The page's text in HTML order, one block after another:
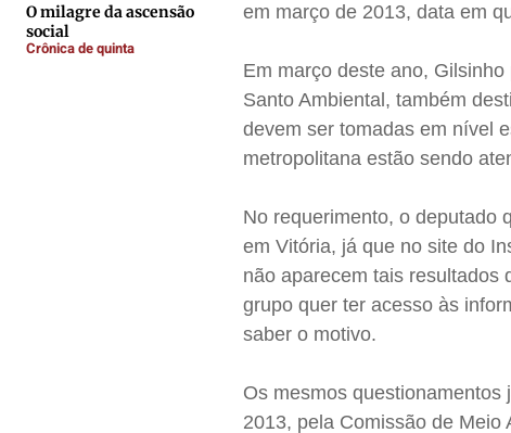
Termos de Uso
Privacidade
Termos de Uso
Privacidade
Termos de Uso
Privacidade
Termos de Uso
Privacidade
O milagre da ascensão
social
Crônica de quinta
em março de 2013, data em
Em março deste ano,
Santo Ambiental, também
devem ser tomadas em nível
metropolitana estão sendo
No requerimento, o deputado
em Vitória, já que no site do
não aparecem tais resultados
grupo quer ter acesso às
saber o motivo.
Os mesmos
2013, pela Comissão de Meio